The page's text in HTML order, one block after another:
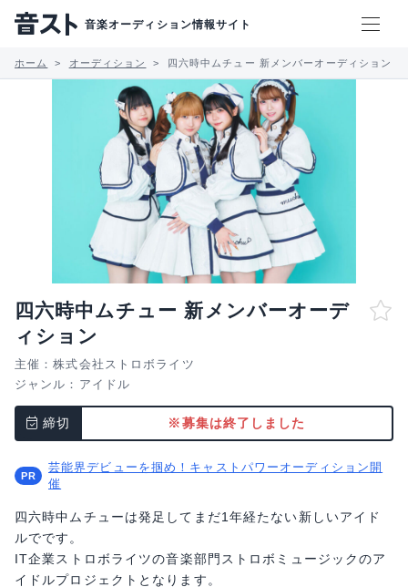
音楽オーディション情報サイト
ホーム オーディション 四六時中ムチュー 新メンバーオーディション
四六時中ムチュー 新メンバーオーデ
ィション
主催：株式会社ストロボライツ
ジャンル： アイドル
締切 ※募集は終了しました
芸能界デビューを掴め！キャストパワーオーディション開
催
四六時中ムチューは発足してまだ1年経たない新しいアイド
ルでです。
IT企業ストロボライツの音楽部門ストロボミュージックのア
イドルプロジェクトとなります。